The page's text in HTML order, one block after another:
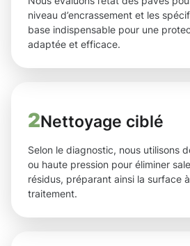
niveau d’encrassement et les
base indispensable pour une
adaptée et efficace.
2Nettoyage ciblé
Selon le diagnostic, nous utilisons
ou haute pression pour éliminer
résidus, préparant ainsi la surface
traitement.